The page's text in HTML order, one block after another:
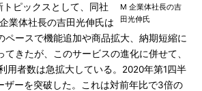
M 企業体社長の吉
田光伸氏
ピックスとして、同社
業体社長の吉田光伸氏は
ペースで機能追加や商品拡大、納期短縮に
てきたが、このサービスの進化に併せて、
用者数は急拡大している。2020年第1四半
ザーを突破した。これは対前年比で3倍の